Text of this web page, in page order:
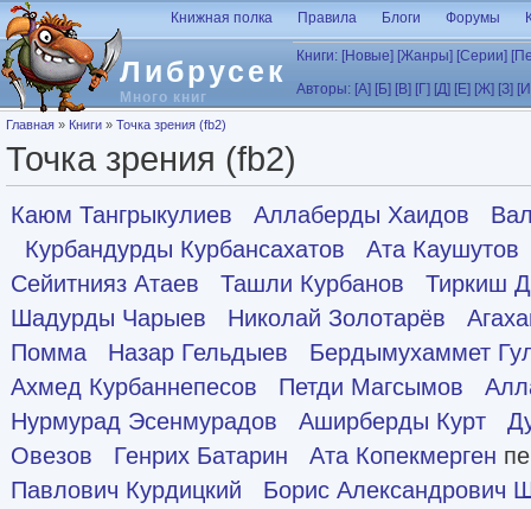
Перейти к основному содержанию
Либрусек
Много книг
Книжная полка Правила Блоги Форумы
Книги: [Новые] [Жанры] [Серии]
Авторы: [А] [Б] [В] [Г] [Д] [Е] [Ж] [З]
Вы здесь
Главная » Книги » Точка зрения (fb2)
Точка зрения (fb2)
Каюм Тангрыкулиев Аллаберды Хаидов
Курбандурды Курбансахатов
Ата Каушутов
Сейитнияз Атаев
Ташли Курбанов
Тиркиш
Шадурды Чарыев
Николай Золотарёв
Помма
Назар Гельдыев
Бердымухаммет
Ахмед Курбаннепесов
Петди Магсымов
Нурмурад Эсенмурадов
Аширберды Курт
Овезов
Генрих Батарин Ата Копекмерген
Павлович Курдицкий
Борис Александрович